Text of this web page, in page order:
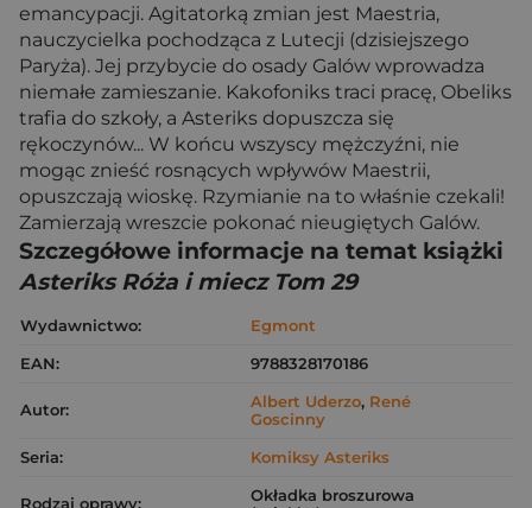
emancypacji. Agitatorką zmian jest Maestria,
nauczycielka pochodząca z Lutecji (dzisiejszego
Paryża). Jej przybycie do osady Galów wprowadza
niemałe zamieszanie. Kakofoniks traci pracę, Obeliks
trafia do szkoły, a Asteriks dopuszcza się
rękoczynów... W końcu wszyscy mężczyźni, nie
mogąc znieść rosnących wpływów Maestrii,
opuszczają wioskę. Rzymianie na to właśnie czekali!
Zamierzają wreszcie pokonać nieugiętych Galów.
Szczegółowe informacje na temat książki
Asteriks Róża i miecz Tom 29
Wydawnictwo:
Egmont
EAN:
9788328170186
Autor: Albert Uderzo, René
Goscinny
Seria:
Komiksy Asteriks
Rodzaj oprawy:
Okładka broszurowa